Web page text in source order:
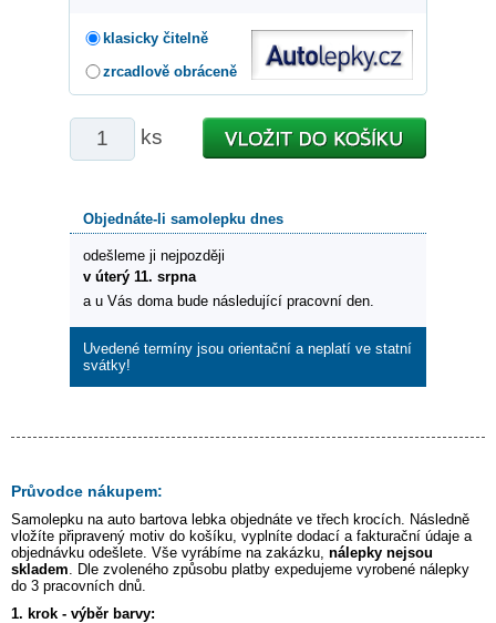
klasicky čitelně
zrcadlově obráceně
ks
Objednáte-li samolepku dnes
odešleme ji nejpozději
v úterý 11. srpna
a u Vás doma bude následující pracovní den.
Uvedené termíny jsou orientační a neplatí ve statní
svátky!
Průvodce nákupem:
Samolepku na auto bartova lebkaobjednáte ve třech krocích. Následně
vložíte připravený motiv do košíku, vyplníte dodací a fakturační údaje a
objednávku odešlete. Vše vyrábíme na zakázku, nálepky nejsou
skladem. Dle zvoleného způsobu platby expedujeme vyrobené nálepky
do 3 pracovních dnů.
1. krok - výběr barvy: